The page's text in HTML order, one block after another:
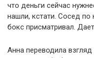
что деньги сейчас
нашли, кстати. Сосед по
бокс присматривал.
Анна переводила